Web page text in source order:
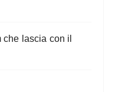
lascia con il